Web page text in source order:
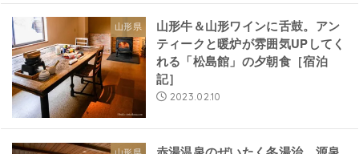
山形県
山形牛＆山形ワインに舌鼓。アン
ティークと暖炉が雰囲気UPしてく
れる「松島館」の夕朝食［宿泊
記］
2023.02.10